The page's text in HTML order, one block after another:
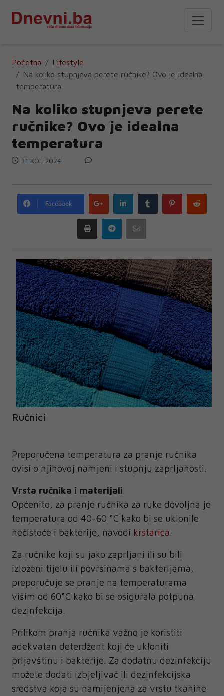
Početna
Lifestyle
Na koliko stupnjeva perete ručnike? Ovo je idealna
temperatura
Na koliko stupnjeva perete
ručnike? Ovo je idealna
temperatura
31 KOL 2024
Facebook
Google
plus
LinkedIn Tumblr Pinterest
Print Telegram
Ručnici
Preporučena temperatura za pranje ručnika
ovisi o njihovoj namjeni i stupnju zaprljanosti.
Vrsta ručnika i materijali
Općenito, za pranje ručnika za ruke dovoljna je
temperatura od 40-60 °C kako bi se uklonile
nečistoće i bakterije, navodi krstarica.
Za ručnike koji su jako zaprljani ili su bili
izloženi tijelu ili površinama s bakterijama,
preporučuje se pranje na temperaturama
višim od 60°C kako bi se osigurala potpuna
dezinfekcija.
Prilikom pranja ručnika važno je koristiti
adekvatan deterdžent koji će ukloniti
prljavštinu i bakterije. Za dodatnu dezinfekciju
možete dodati izbjeljivač ili dezinfekcijska
sredstva koja su namijenjena za vrstu tkanine